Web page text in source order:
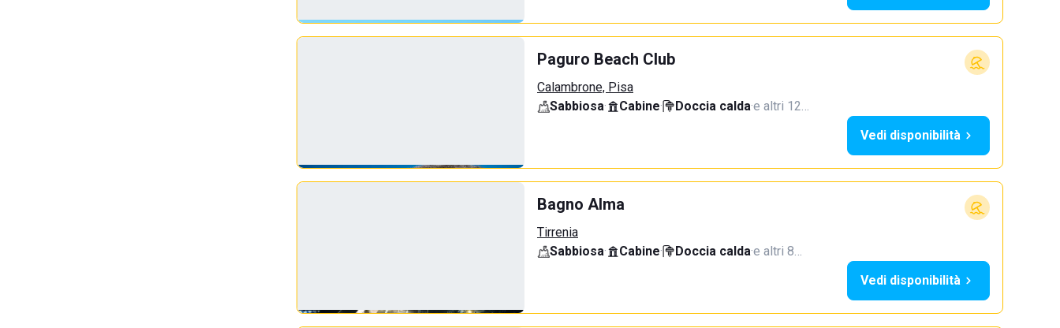
Paguro Beach Club
Calambrone, Pisa
Sabbiosa· Cabine· Doccia calda·e altri 12…
Vedi disponibilità
Bagno Alma
Tirrenia
Sabbiosa· Cabine· Doccia calda·e altri 8…
Vedi disponibilità